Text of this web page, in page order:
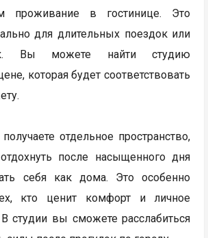
проживание в гостинице. Это
для длительных поездок или
Вы можете найти студию
которая будет соответствовать
отдельное пространство,
после насыщенного дня
себя как дома. Это особенно
кто ценит комфорт и личное
В студии вы сможете расслабиться